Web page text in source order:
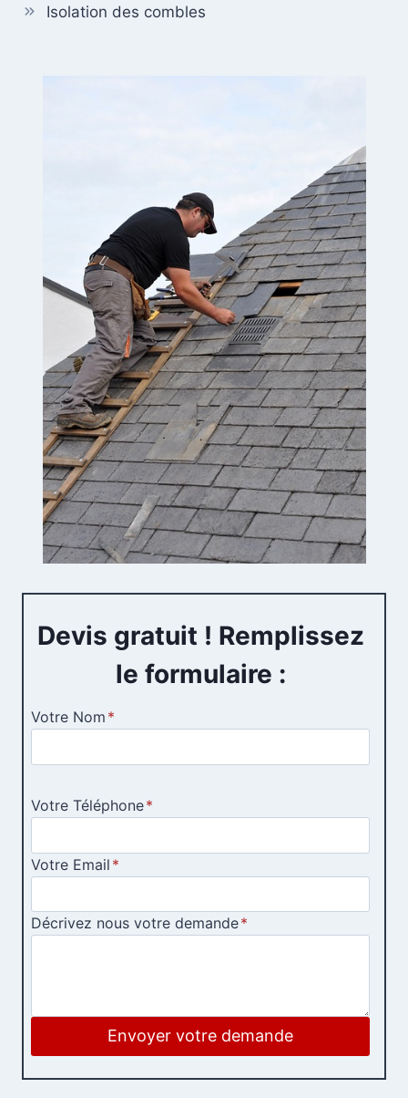
Isolation des combles
Devis gratuit ! Remplissez
le formulaire :
Votre Nom *
Votre Téléphone*
Votre Email *
Décrivez nous votre demande*
Envoyer votre demande